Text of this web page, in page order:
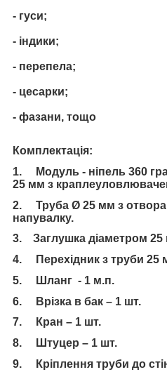
- гуси;
- індики;
- перепела;
- цесарки;
- фазани, тощо
Комплектація:
1. Модуль - ніпель 360
25 мм з
2. Труба Ø 25 мм з
напувалку.
3. Заглушка діаметром 25
4. Перехідник з труби 25
5. Шланг - 1 м.п.
6. Врізка в бак – 1 шт.
7. Кран – 1 шт.
8. Штуцер – 1 шт.
9. Кріплення труби до